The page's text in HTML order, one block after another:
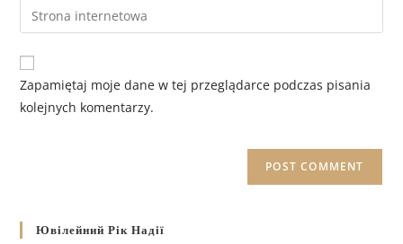
Zapamiętaj moje dane w tej przeglądarce podczas pisania
kolejnych komentarzy.
Ювілейний Рік Надії